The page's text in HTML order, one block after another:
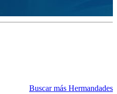
Buscar más Hermandades
ermita?